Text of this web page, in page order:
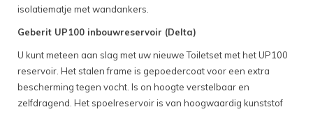
isolatiematje met wandankers.
Geberit UP100 inbouwreservoir (Delta)
U kunt meteen aan slag met uw nieuwe Toiletset met het UP100
reservoir. Het stalen frame is gepoedercoat voor een extra
bescherming tegen vocht. Is on hoogte verstelbaar en
zelfdragend. Het spoelreservoir is van hoogwaardig kunststof